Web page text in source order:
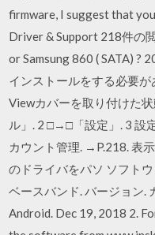
firmware, I suggest that
Driver & Support 218件の
or Samsung 860 ( SATA) ?
インストールをする必要が
Viewカバーを取り付けた
ル」. 2 □→□「設定」. 3 設
カウント管理. →P.218. 表
のドライバをパソ ソフト
ベースバンド. バージョン.
Android. Dec 19, 2018 2.